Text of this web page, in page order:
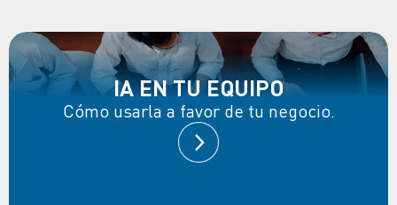
IA EN TU EQUIPO
Cómo usarla a favor de tu negocio.